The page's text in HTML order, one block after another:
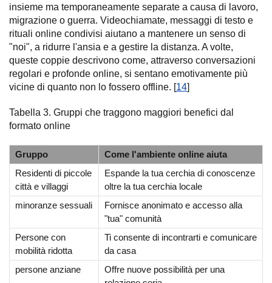
insieme ma temporaneamente separate a causa di lavoro,
migrazione o guerra. Videochiamate, messaggi di testo e
rituali online condivisi aiutano a mantenere un senso di
"noi", a ridurre l'ansia e a gestire la distanza. A volte,
queste coppie descrivono come, attraverso conversazioni
regolari e profonde online, si sentano emotivamente più
vicine di quanto non lo fossero offline. [14]
Tabella 3. Gruppi che traggono maggiori benefici dal
formato online
Gruppo
Come l'ambiente online aiuta
Residenti di piccole
città e villaggi
Espande la tua cerchia di conoscenze
oltre la tua cerchia locale
minoranze sessuali
Fornisce anonimato e accesso alla
"tua" comunità
Persone con
mobilità ridotta
Ti consente di incontrarti e comunicare
da casa
persone anziane
Offre nuove possibilità per una